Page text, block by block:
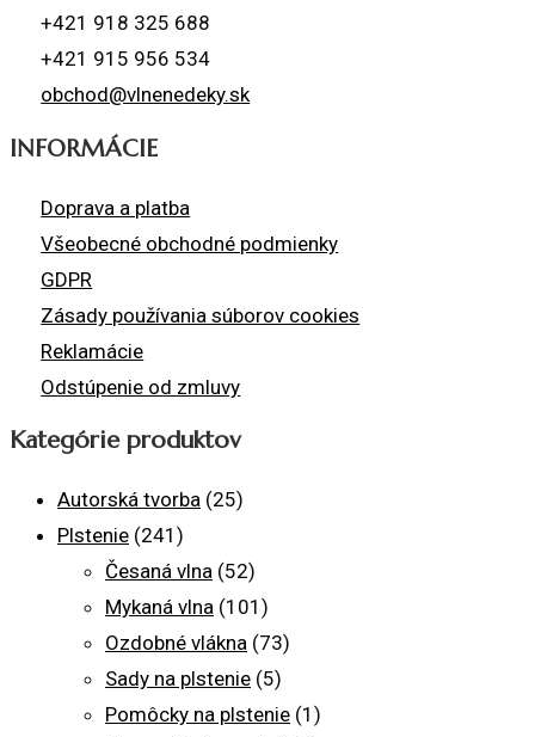
+421 918 325 688
+421 915 956 534
obchod@vlnenedeky.sk
INFORMÁCIE
Doprava a platba
Všeobecné obchodné podmienky
GDPR
Zásady používania súborov cookies
Reklamácie
Odstúpenie od zmluvy
Kategórie produktov
Autorská tvorba (25)
Plstenie (241)
Česaná vlna (52)
Mykaná vlna (101)
Ozdobné vlákna (73)
Sady na plstenie (5)
Pomôcky na plstenie (1)